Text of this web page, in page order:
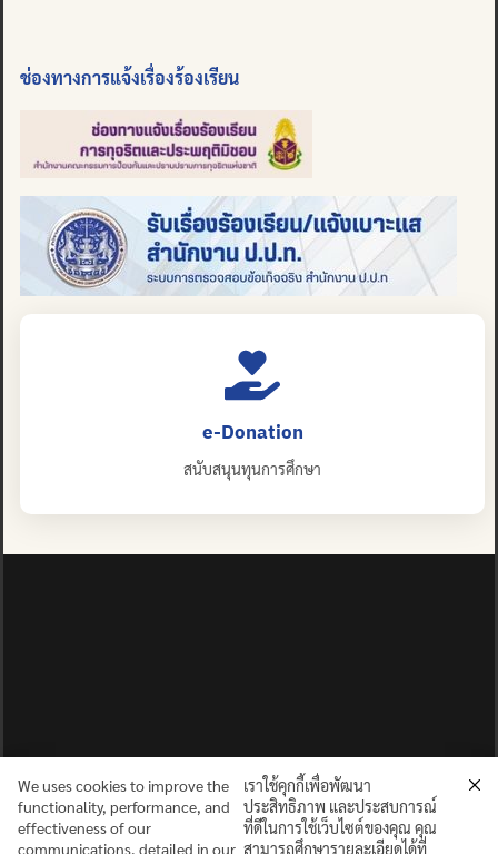
ช่องทางการแจ้งเรื่องร้องเรียน
e-Donation
สนับสนุนทุนการศึกษา
We uses cookies to improve the
functionality, performance, and
effectiveness of our
communications, detailed in our
เราใช้คุกกี้เพื่อพัฒนา
ประสิทธิภาพ และประสบการณ์
ที่ดีในการใช้เว็บไซต์ของคุณ คุณ
สามารถศึกษารายละเอียดได้ที่